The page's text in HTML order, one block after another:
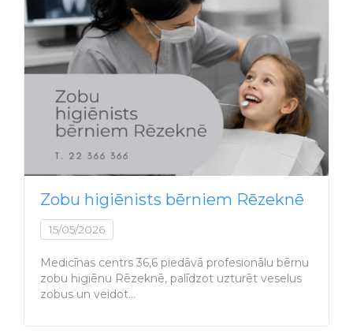
Zobu higiēnists bērniem Rēzeknē
15/05/2026
Medicīnas centrs 36,6 piedāvā profesionālu bērnu
zobu higiēnu Rēzeknē, palīdzot uzturēt veselus
zobus un veidot…